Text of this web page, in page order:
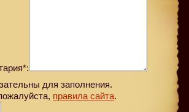
для заполнения.
правила сайта.